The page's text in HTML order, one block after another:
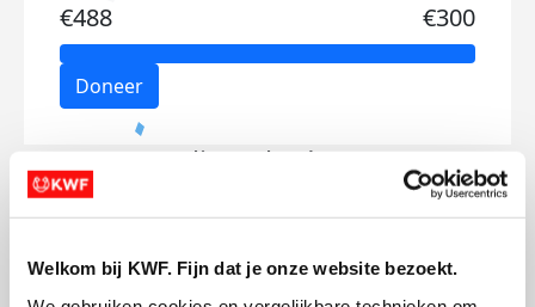
Welkom bij KWF. Fijn dat je onze website bezoekt.
€488 €300
Doneer
Eline's badges